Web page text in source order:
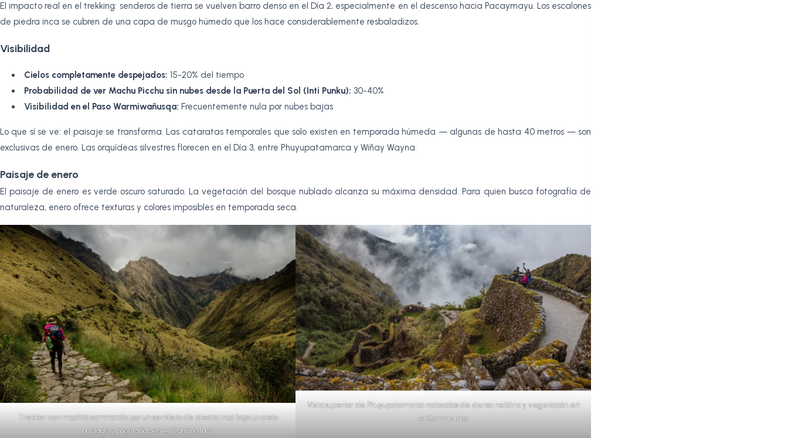
El impacto real en el trekking: senderos de tierra se vuelven barro denso en el Día 2, especialmente en el descenso hacia Pacaymayu. Los escalones
de piedra inca se cubren de una capa de musgo húmedo que los hace considerablemente resbaladizos.
Visibilidad
Cielos completamente despejados: 15-20% del tiempo
Probabilidad de ver Machu Picchu sin nubes desde la Puerta del Sol (Inti Punku): 30-40%
Visibilidad en el Paso Warmiwañusqa: Frecuentemente nula por nubes bajas
Lo que sí se ve: el paisaje se transforma. Las cataratas temporales que solo existen en temporada húmeda — algunas de hasta 40 metros — son
exclusivas de enero. Las orquídeas silvestres florecen en el Día 3, entre Phuyupatamarca y Wiñay Wayna.
Paisaje de enero
El paisaje de enero es verde oscuro saturado. La vegetación del bosque nublado alcanza su máxima densidad. Para quien busca fotografía de
naturaleza, enero ofrece texturas y colores imposibles en temporada seca.
Trekker con mochila caminando por un sendero de piedra inca bajo un cielo
nublado y montañas en el Camino Inca
Vista superior de Phuyupatamarca rodeados de densa neblina y vegetación en
el Camino Inca